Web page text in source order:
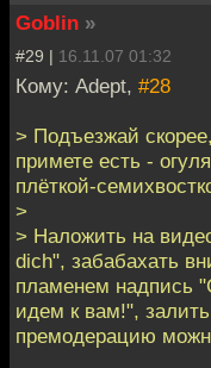
Goblin »
#29 | 16.11.07 01:32
Кому: Adept, #28
> Подъезжай
примете есть -
плёткой-
>
> Наложить на
dich", забабахать
пламенем надпись
идем к вам!",
премодерацию